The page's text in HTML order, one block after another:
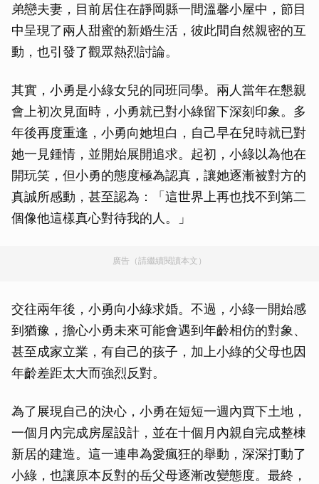
弟戀夫妻，目前居住在靜岡縣一間溫馨小屋中，節目
中呈現了兩人甜蜜的新婚生活，彼此間自然親密的互
動，也引發了觀眾熱烈討論。
其實，小勇是小綠女兒的同班同學。兩人當年在懇親
會上初次見面時，小勇就已對小綠留下深刻印象。多
年後再度重逢，小勇向她坦白，自己早在兒時就已對
她一見鍾情，並開始展開追求。起初，小綠以為他在
開玩笑，但小勇的態度極為認真，讓她逐漸被對方的
真誠所感動，甚至認為：「這世界上再也找不到第二
個像他這樣真心對待我的人。」
廣告（請繼續閱讀本文）
交往兩年後，小勇向小綠求婚。不過，小綠一開始感
到猶豫，擔心小勇未來可能會遇到年齡相仿的對象、
甚至成家立業，有自己的孩子，加上小綠的父母也因
年齡差距太大而強烈反對。
為了展現自己的決心，小勇在短短一週內買下土地，
一個月內完成房屋設計，並在十個月內親自完成整棟
新居的建造。這一連串為愛瘋狂的舉動，深深打動了
小綠，也讓原本反對的岳父母逐漸改變態度。最終，